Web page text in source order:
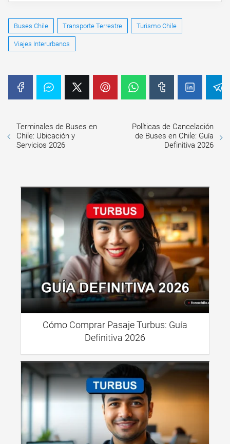
Buses Chile Transporte Terrestre Turismo Chile
Viajes Interurbanos
Terminales de Buses en
Chile: Ubicación y
Servicios 2026
Políticas de Cancelación
de Buses en Chile: Guía
Definitiva 2026
Cómo Comprar Pasaje Turbus: Guía
Definitiva 2026